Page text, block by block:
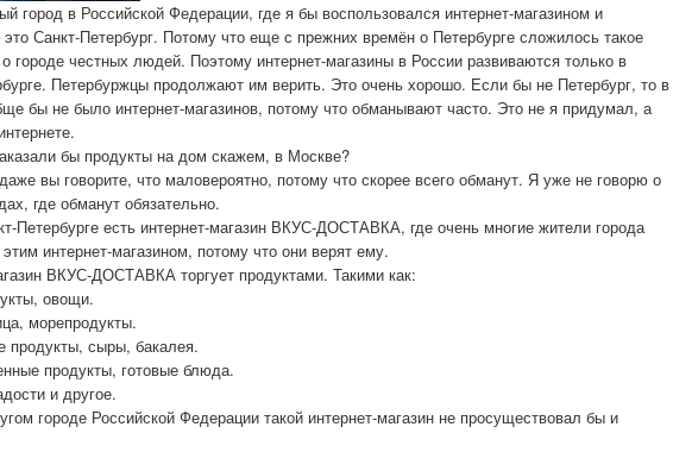
город в Российской Федерации, где я бы воспользовался интернет-магазином и
это Санкт-Петербург. Потому что еще с прежних времён о Петербурге сложилось такое
городе честных людей. Поэтому интернет-магазины в России развиваются только в
Петербуржцы продолжают им верить. Это очень хорошо. Если бы не Петербург, то в
бы не было интернет-магазинов, потому что обманывают часто. Это не я придумал, а
бы продукты на дом скажем, в Москве?
вы говорите, что маловероятно, потому что скорее всего обманут. Я уже не говорю о
где обманут обязательно.
Петербурге есть интернет-магазин ВКУС-ДОСТАВКА, где очень многие жители города
интернет-магазином, потому что они верят ему.
ВКУС-ДОСТАВКА торгует продуктами. Такими как:
овощи.
морепродукты.
продукты, сыры, бакалея.
продукты, готовые блюда.
и другое.
городе Российской Федерации такой интернет-магазин не просуществовал бы и